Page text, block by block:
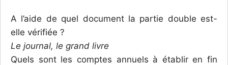
A l’aide de quel document la partie double est-
elle vérifiée ?
Le journal, le grand livre
Quels sont les comptes annuels à établir en fin